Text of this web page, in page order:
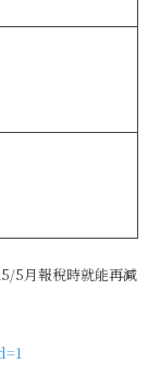
5月報稅時就能再減